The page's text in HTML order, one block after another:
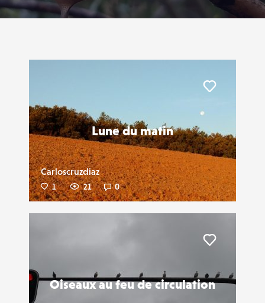
Lune du matin
Carloscruzdiaz
1 21 0
Oiseaux au feu de circulation